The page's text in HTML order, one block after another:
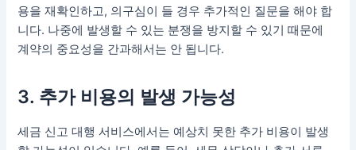
용을 재확인하고, 의구심이 들 경우 추가적인 질문을 해야 합
니다. 나중에 발생할 수 있는 분쟁을 방지할 수 있기 때문에
계약의 중요성을 간과해서는 안 됩니다.
3. 추가 비용의 발생 가능성
세금 신고 대행 서비스에서는 예상치 못한 추가 비용이 발생